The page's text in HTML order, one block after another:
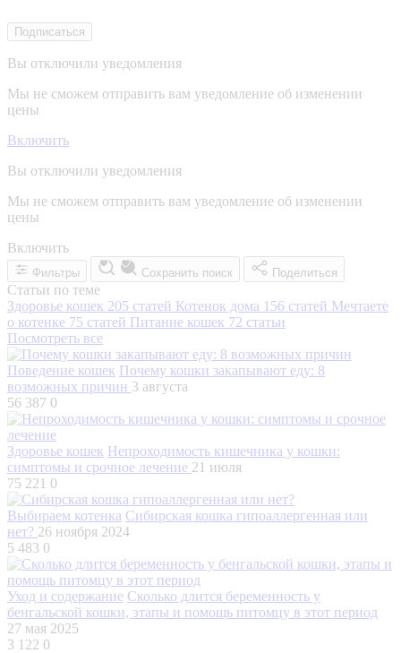
Подписаться
Вы отключили уведомления
Мы не сможем отправить вам уведомление об изменении
цены
Включить
Вы отключили уведомления
Мы не сможем отправить вам уведомление об изменении
цены
Включить
Фильтры Сохранить поиск Поделиться
Статьи по теме
Здоровье кошек 205 статей Котенок дома 156 статей Мечтаете
о котенке 75 статей Питание кошек 72 статьи
Посмотреть все
Поведение кошек Почему кошки закапывают еду: 8
возможных причин 3 августа
56 387 0
Здоровье кошек Непроходимость кишечника у кошки:
симптомы и срочное лечение 21 июля
75 221 0
Выбираем котенка Сибирская кошка гипоаллергенная или
нет? 26 ноября 2024
5 483 0
Уход и содержание Сколько длится беременность у
бенгальской кошки, этапы и помощь питомцу в этот период
27 мая 2025
3 122 0